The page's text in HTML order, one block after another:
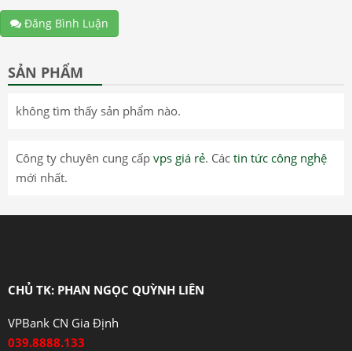
Đăng Bình Luận
SẢN PHẨM
không tìm thấy sản phẩm nào.
Công ty chuyên cung cấp vps giá rẻ. Các tin tức công nghệ
mới nhất.
CHỦ TK: PHAN NGỌC QUỲNH LIÊN
VPBank CN Gia Định
039.8888.133